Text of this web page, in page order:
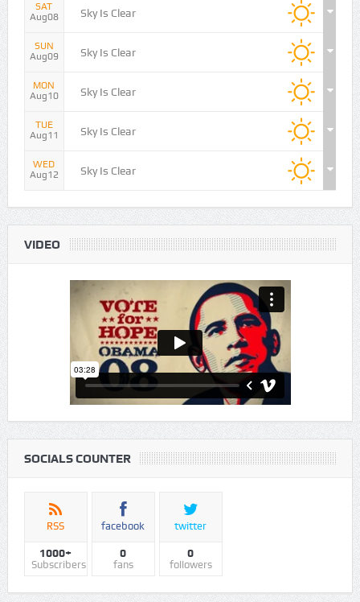
FRI
Aug07
Sky Is Clear
SAT
Aug08
Sky Is Clear
SUN
Aug09
Sky Is Clear
MON
Aug10
Sky Is Clear
TUE
Aug11
Sky Is Clear
Aug12
Sky Is Clear
SOCIALS COUNTER
RSS
1000+
facebook
0
twitter
0